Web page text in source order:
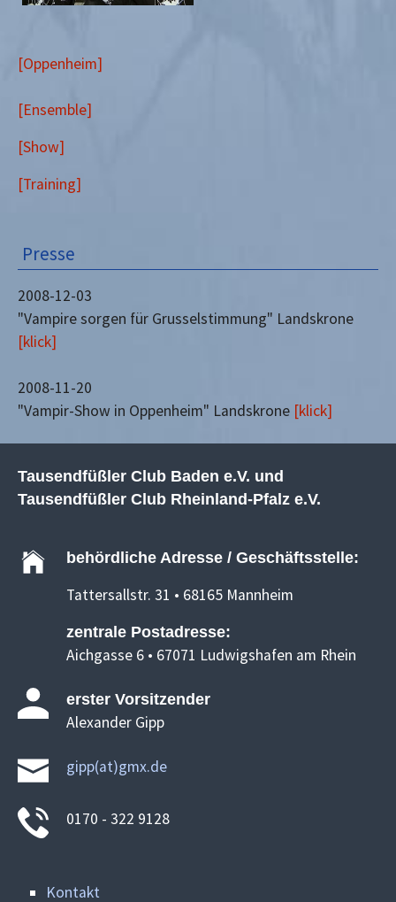
[Oppenheim]
[Ensemble]
[Show]
[Training]
Presse
2008-12-03
"Vampire sorgen für Grusselstimmung" Landskrone
[klick]
2008-11-20
"Vampir-Show in Oppenheim" Landskrone [klick]
Tausendfüßler Club Baden e.V. und
Tausendfüßler Club Rheinland-Pfalz e.V.
behördliche Adresse / Geschäftsstelle:
Tattersallstr. 31 • 68165 Mannheim
zentrale Postadresse:
Aichgasse 6 • 67071 Ludwigshafen am Rhein
erster Vorsitzender
Alexander Gipp
gipp(at)gmx.de
0170 - 322 9128
Kontakt